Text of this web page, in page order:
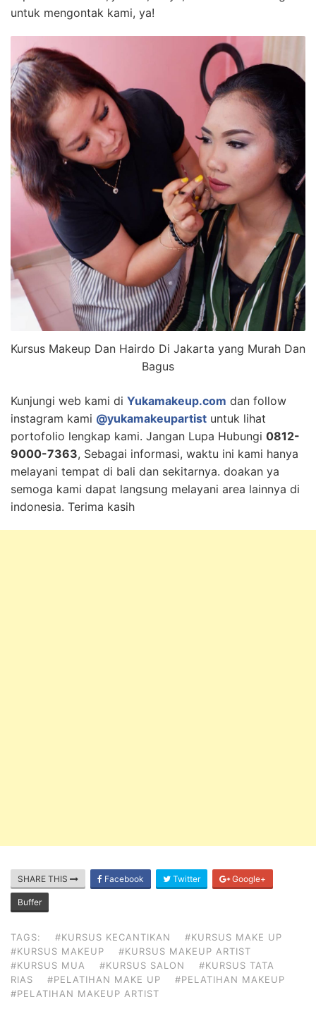
untuk mengontak kami, ya!
Kursus Makeup Dan Hairdo Di Jakarta yang Murah Dan
Bagus
Kunjungi web kami di Yukamakeup.com dan follow
instagram kami @yukamakeupartist untuk lihat
portofolio lengkap kami. Jangan Lupa Hubungi 0812-
9000-7363, Sebagai informasi, waktu ini kami hanya
melayani tempat di bali dan sekitarnya. doakan ya
semoga kami dapat langsung melayani area lainnya di
indonesia. Terima kasih
SHARE THIS Facebook Twitter Google+
Buffer
TAGS: #KURSUS KECANTIKAN
#KURSUS MAKE UP
#KURSUS MAKEUP
#KURSUS MAKEUP ARTIST
#KURSUS MUA
#KURSUS SALON
#KURSUS TATA
RIAS
#PELATIHAN MAKE UP
#PELATIHAN MAKEUP
#PELATIHAN MAKEUP ARTIST